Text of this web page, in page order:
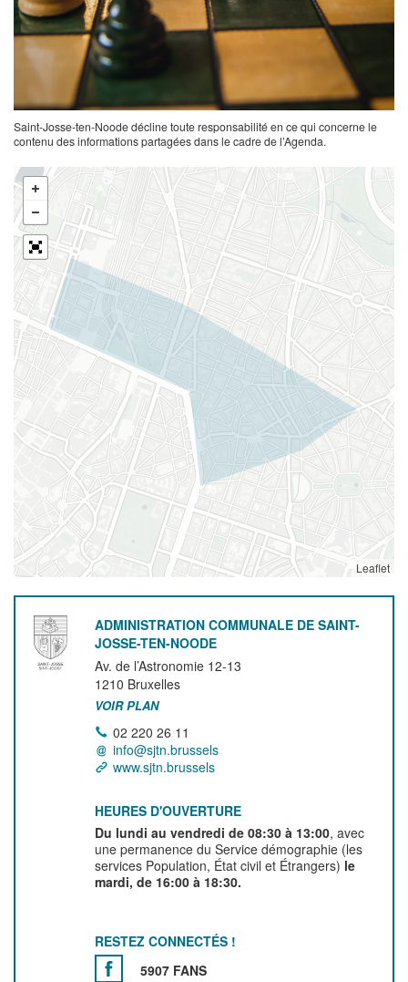
Saint-Josse-ten-Noode décline toute responsabilité en ce qui concerne le
contenu des informations partagées dans le cadre de l’Agenda.
Leaflet
ADMINISTRATION COMMUNALE DE SAINT-
JOSSE-TEN-NOODE
Av. de l’Astronomie 12-13
1210 Bruxelles
VOIR PLAN
02 220 26 11
info@sjtn.brussels
www.sjtn.brussels
HEURES D'OUVERTURE
Du lundi au vendredi de 08:30 à 13:00, avec
une permanence du Service démographie (les
services Population, État civil et Étrangers) le
mardi, de 16:00 à 18:30.
RESTEZ CONNECTÉS !
5907 FANS